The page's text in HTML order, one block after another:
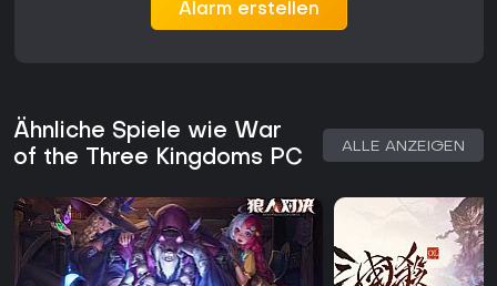
Alarm erstellen
Ähnliche Spiele wie War
of the Three Kingdoms PC
ALLE ANZEIGEN